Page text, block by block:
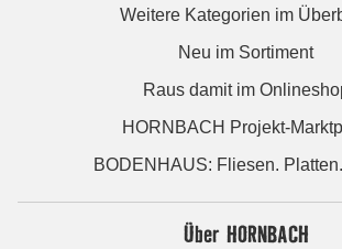
Weitere Kategorien im
Neu im Sortiment
Raus damit im
HORNBACH Projekt-
BODENHAUS: Fliesen.
Über HORNBACH